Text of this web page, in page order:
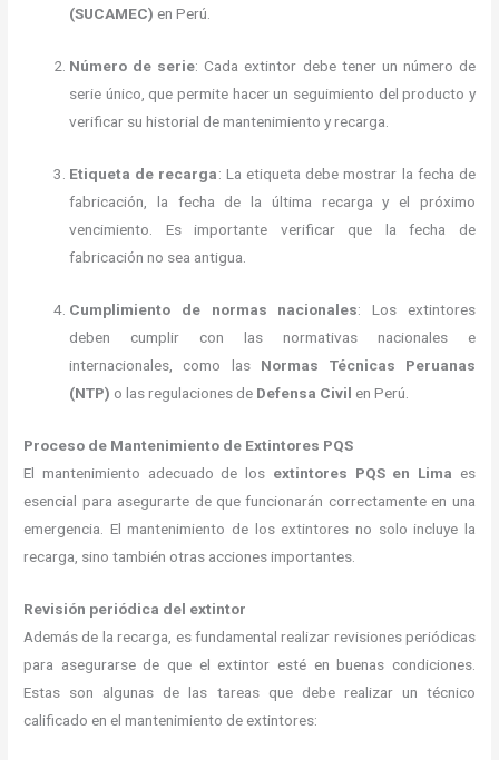
(SUCAMEC) en Perú.
Número de serie: Cada extintor debe tener un número de
serie único, que permite hacer un seguimiento del producto y
verificar su historial de mantenimiento y recarga.
Etiqueta de recarga: La etiqueta debe mostrar la fecha de
fabricación, la fecha de la última recarga y el próximo
vencimiento. Es importante verificar que la fecha de
fabricación no sea antigua.
Cumplimiento de normas nacionales: Los extintores
deben cumplir con las normativas nacionales e
internacionales, como las Normas Técnicas Peruanas
(NTP) o las regulaciones de Defensa Civil en Perú.
Proceso de Mantenimiento de Extintores PQS
El mantenimiento adecuado de los extintores PQS en Lima es
esencial para asegurarte de que funcionarán correctamente en una
emergencia. El mantenimiento de los extintores no solo incluye la
recarga, sino también otras acciones importantes.
Revisión periódica del extintor
Además de la recarga, es fundamental realizar revisiones periódicas
para asegurarse de que el extintor esté en buenas condiciones.
Estas son algunas de las tareas que debe realizar un técnico
calificado en el mantenimiento de extintores: